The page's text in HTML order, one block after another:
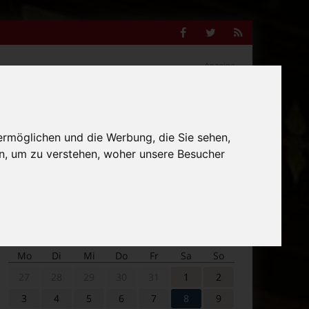
und die Werbung, die Sie sehen,
um zu verstehen, woher unsere Besucher
Facebook
Twitter
Anzeige
Suche
nach:
Mo Di Mi Do Fr Sa
So
1
2
3
4 5 6 7 8
9